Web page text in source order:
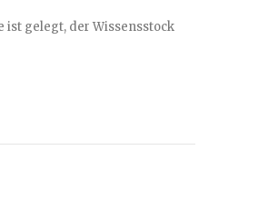
ist gelegt, der Wissensstock